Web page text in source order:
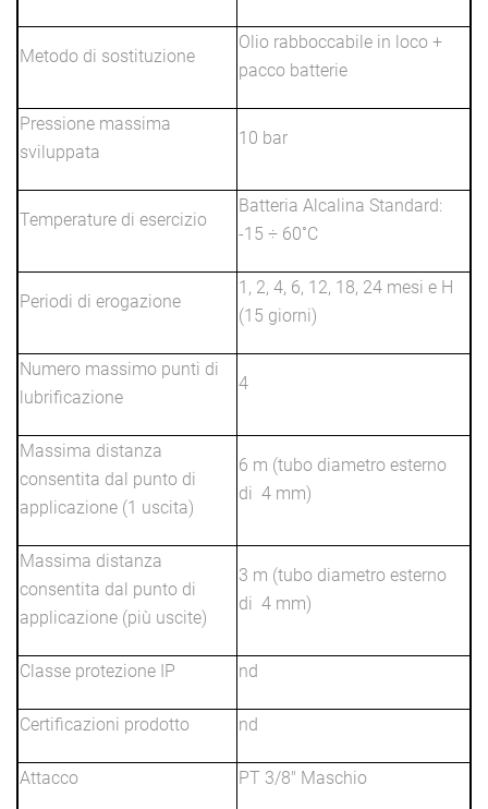
Metodo di sostituzione
Olio rabboccabile in loco +
pacco batterie
Pressione massima
sviluppata
10 bar
Temperature di esercizio
Batteria Alcalina Standard:
-15 ÷ 60˚C
Periodi di erogazione
1, 2, 4, 6, 12, 18, 24 mesi e H
(15 giorni)
Numero massimo punti di
lubrificazione
4
Massima distanza
consentita dal punto di
applicazione (1 uscita)
6 m (tubo diametro esterno
di 4 mm)
Massima distanza
consentita dal punto di
applicazione (più uscite)
3 m (tubo diametro esterno
di 4 mm)
Classe protezione IP nd
Certificazioni prodotto nd
Attacco PT 3/8" Maschio